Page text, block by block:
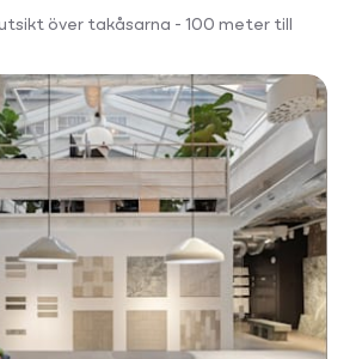
över takåsarna - 100 meter till